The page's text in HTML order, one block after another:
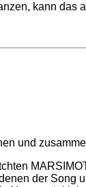
kann das
der Song